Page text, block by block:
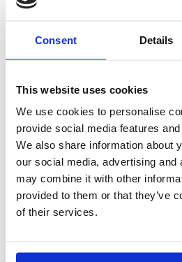
Consent Details
This website uses cookies
We use cookies to personalise
provide social media features
We also share information about
our social media, advertising and
may combine it with other
provided to them or that they’ve
of their services.
Jeg godtar
NYHETER
2020
Vi satser på lærlinger – også i
2019
Fotografforbund